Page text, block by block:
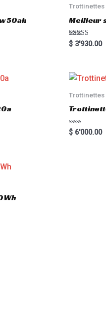
o
f
5
50ah Meilleur
Rated
5.00
$ 3'930.00
R
a
$ 6'000.00